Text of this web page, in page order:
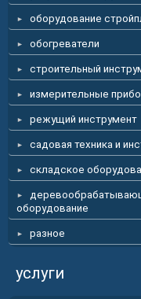
оборудование
обогреватели
строительный
измерительные
режущий инструмент
садовая техника и
складское
оборудование
разное
услуги